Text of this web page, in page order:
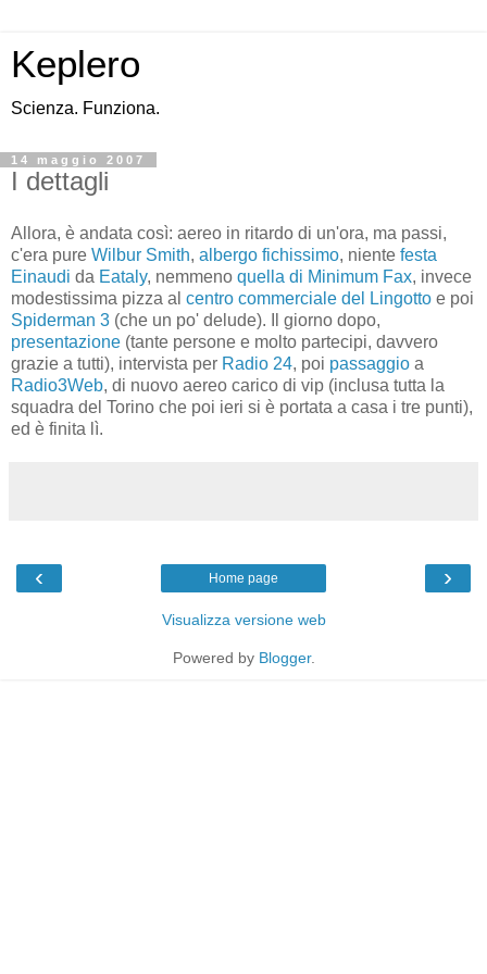
Keplero
Scienza. Funziona.
14 maggio 2007
I dettagli
Allora, è andata così: aereo in ritardo di un'ora, ma passi,
c'era pure Wilbur Smith, albergo fichissimo, niente festa
Einaudi da Eataly, nemmeno quella di Minimum Fax, invece
modestissima pizza al centro commerciale del Lingotto e poi
Spiderman 3 (che un po' delude). Il giorno dopo,
presentazione (tante persone e molto partecipi, davvero
grazie a tutti), intervista per Radio 24, poi passaggio a
Radio3Web, di nuovo aereo carico di vip (inclusa tutta la
squadra del Torino che poi ieri si è portata a casa i tre punti),
ed è finita lì.
‹ ›
Home page
Visualizza versione web
Powered by Blogger.